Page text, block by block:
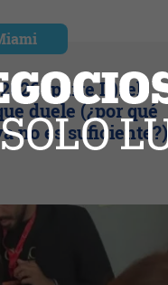
(parte II): el
duele (¿por qué
no es suficiente?)